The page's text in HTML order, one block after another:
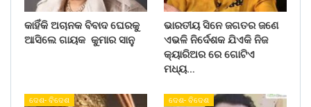
କାହିଁକି ଅଚାନକ ବିବାଦ ଘେରକୁ
ଆସିଲେ ଗାୟକ କୁମାର ସାନୁ
ଭାରତୀୟ ସିନେ ଜଗତର ଜଣେ
ଏଭଳି ନିର୍ଦେଶକ ଯିଏକି ନିଜ
କ୍ୟାରିଅର ରେ ଗୋଟିଏ
ମଧ୍ୟ…
ଦେଶ- ବିଦେଶ ଦେଶ- ବିଦେଶ